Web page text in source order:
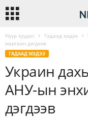
Нүүр хуудас Гадаад мэдээ
маргаан дэгдээв
ГАДААД МЭДЭЭ
Украин
АНУ-ын
дэгдээв